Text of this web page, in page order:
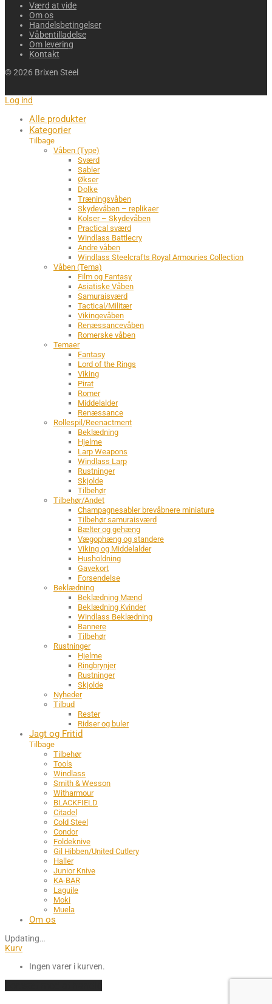
Værd at vide
Om os
Handelsbetingelser
Våbentilladelse
Om levering
Kontakt
©2026 Brixen Steel
Log ind
Alle produkter
Kategorier
Tilbage
Våben (Type)
Sværd
Sabler
Økser
Dolke
Træningsvåben
Skydevåben – replikaer
Kolser – Skydevåben
Practical sværd
Windlass Battlecry
Andre våben
Windlass Steelcrafts Royal Armouries Collection
Våben (Tema)
Film og Fantasy
Asiatiske Våben
Samuraisværd
Tactical/Militær
Vikingevåben
Renæssancevåben
Romerske våben
Temaer
Fantasy
Lord of the Rings
Viking
Pirat
Romer
Middelalder
Renæssance
Rollespil/Reenactment
Beklædning
Hjelme
Larp Weapons
Windlass Larp
Rustninger
Skjolde
Tilbehør
Tilbehør/Andet
Champagnesabler brevåbnere miniature
Tilbehør samuraisværd
Bælter og gehæng
Vægophæng og standere
Viking og Middelalder
Husholdning
Gavekort
Forsendelse
Beklædning
Beklædning Mænd
Beklædning Kvinder
Windlass Beklædning
Bannere
Tilbehør
Rustninger
Hjelme
Ringbrynjer
Rustninger
Skjolde
Nyheder
Tilbud
Rester
Ridser og buler
Jagt og Fritid
Tilbage
Tilbehør
Tools
Windlass
Smith & Wesson
Witharmour
BLACKFIELD
Citadel
Cold Steel
Condor
Foldeknive
Gil Hibben/United Cutlery
Haller
Junior Knive
KA-BAR
Laguile
Moki
Muela
Om os
Updating…
Kurv
Ingen varer i kurven.